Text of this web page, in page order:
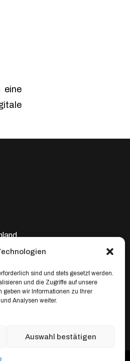
sind und stets gesetzt werden.
und die Zugriffe auf unsere
geben wir Informationen zu Ihrer
Analysen weiter.
Auswahl bestätigen
eine